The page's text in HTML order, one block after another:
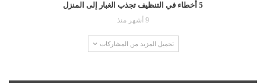
5 أخطاء في التنظيف تجذب الغبار إلى المنزل
9 أشهر منذ
تحميل المزيد من المشاركات